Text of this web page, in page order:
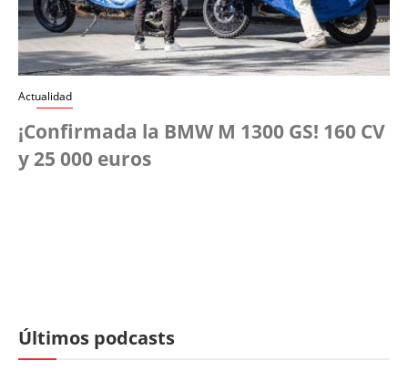
Actualidad
¡Confirmada la BMW M 1300 GS! 160 CV
y 25 000 euros
Últimos podcasts